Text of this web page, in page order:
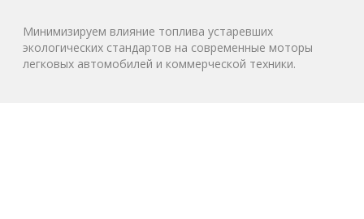
Минимизируем влияние топлива устаревших
экологических стандартов на современные моторы
легковых автомобилей и коммерческой техники.